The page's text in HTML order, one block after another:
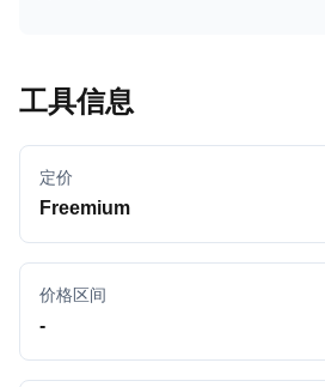
工具信息
定价
Freemium
价格区间
-